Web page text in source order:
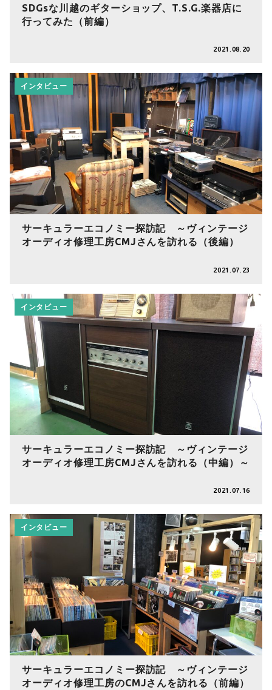
SDGsな川越のギターショップ、T.S.G.楽器店に
行ってみた（前編）
2021.08.20
サーキュラーエコノミー探訪記 ～ヴィンテージ
オーディオ修理工房CMJさんを訪れる（後編）
2021.07.23
インタビュー
サーキュラーエコノミー探訪記 ～ヴィンテージ
オーディオ修理工房CMJさんを訪れる（中編）～
2021.07.16
インタビュー
サーキュラーエコノミー探訪記 ～ヴィンテージ
オーディオ修理工房のCMJさんを訪れる（前編）
インタビュー